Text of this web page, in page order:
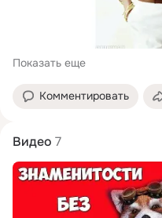
Показать еще
Комментировать
Видео 7